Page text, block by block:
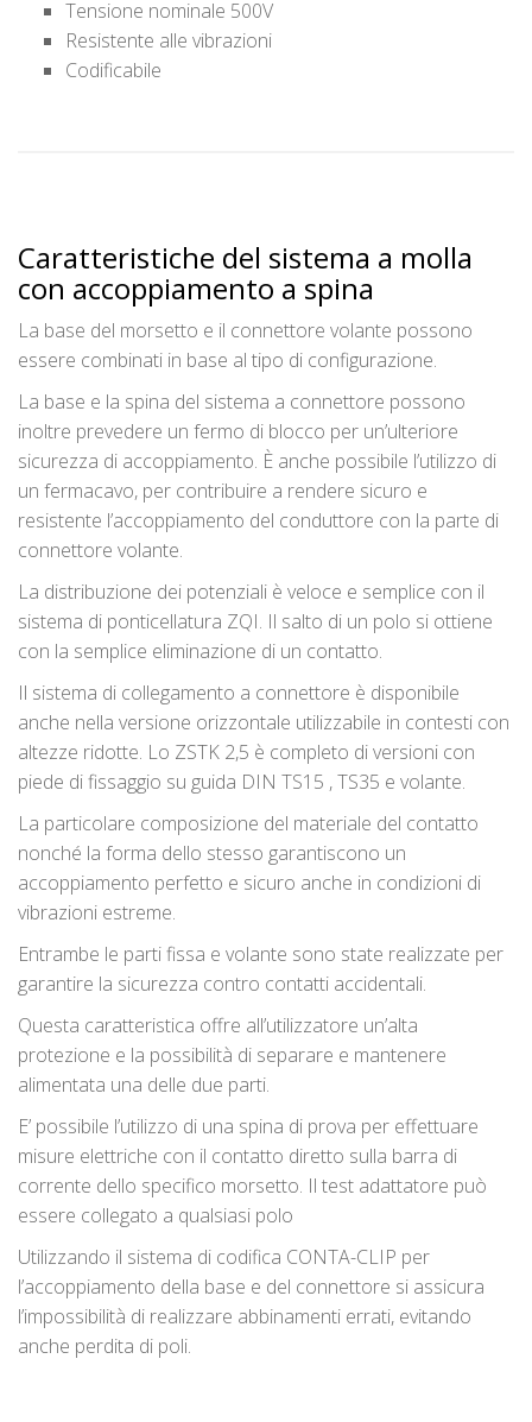
Tensione nominale 500V
Resistente alle vibrazioni
Codificabile
Caratteristiche del sistema a molla
con accoppiamento a spina
La base del morsetto e il connettore volante possono
essere combinati in base al tipo di configurazione.
La base e la spina del sistema a connettore possono
inoltre prevedere un fermo di blocco per un’ulteriore
sicurezza di accoppiamento. È anche possibile l’utilizzo di
un fermacavo, per contribuire a rendere sicuro e
resistente l’accoppiamento del conduttore con la parte di
connettore volante.
La distribuzione dei potenziali è veloce e semplice con il
sistema di ponticellatura ZQI. Il salto di un polo si ottiene
con la semplice eliminazione di un contatto.
Il sistema di collegamento a connettore è disponibile
anche nella versione orizzontale utilizzabile in contesti con
altezze ridotte. Lo ZSTK 2,5 è completo di versioni con
piede di fissaggio su guida DIN TS15 , TS35 e volante.
La particolare composizione del materiale del contatto
nonché la forma dello stesso garantiscono un
accoppiamento perfetto e sicuro anche in condizioni di
vibrazioni estreme.
Entrambe le parti fissa e volante sono state realizzate per
garantire la sicurezza contro contatti accidentali.
Questa caratteristica offre all’utilizzatore un’alta
protezione e la possibilità di separare e mantenere
alimentata una delle due parti.
E’ possibile l’utilizzo di una spina di prova per effettuare
misure elettriche con il contatto diretto sulla barra di
corrente dello specifico morsetto. Il test adattatore può
essere collegato a qualsiasi polo
Utilizzando il sistema di codifica CONTA-CLIP per
l’accoppiamento della base e del connettore si assicura
l’impossibilità di realizzare abbinamenti errati, evitando
anche perdita di poli.